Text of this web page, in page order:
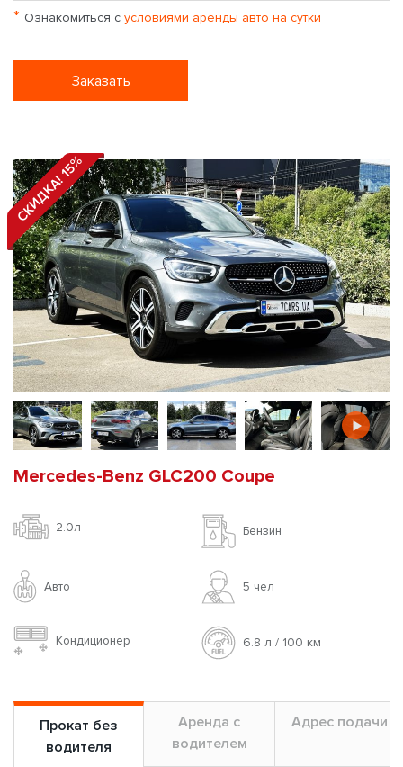
* Ознакомиться с условиями аренды авто на сутки
Заказать
СКИДКА! 15%
Mercedes-Benz GLC200 Coupe
2.0л Бензин
Авто 5 чел
Кондиционер 6.8 л / 100 км
Прокат без
водителя
Аренда с
водителем
Адрес подачи